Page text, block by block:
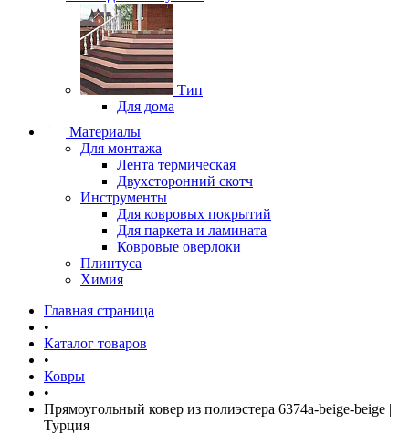
Тип
Для дома
Материалы
Для монтажа
Лента термическая
Двухсторонний скотч
Инструменты
Для ковровых покрытий
Для паркета и ламината
Ковровые оверлоки
Плинтуса
Химия
Главная страница
•
Каталог товаров
•
Ковры
•
Прямоугольный ковер из полиэстера 6374a-beige-beige |
Турция